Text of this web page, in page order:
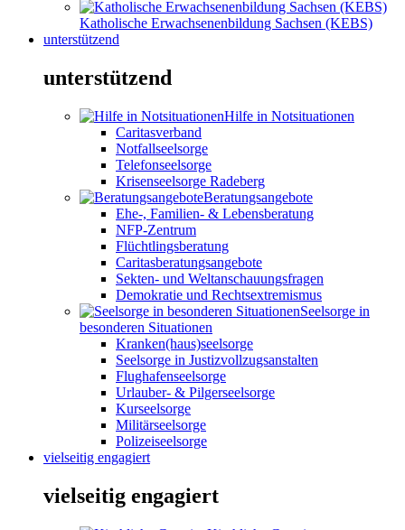
Katholische Erwachsenenbildung Sachsen (KEBS)
unterstützend
unterstützend
Hilfe in Notsituationen
Caritasverband
Notfallseelsorge
Telefonseelsorge
Krisenseelsorge Radeberg
Beratungsangebote
Ehe-, Familien- & Lebensberatung
NFP-Zentrum
Flüchtlingsberatung
Caritasberatungsangebote
Sekten- und Weltanschauungsfragen
Demokratie und Rechtsextremismus
Seelsorge in
besonderen Situationen
Kranken(haus)seelsorge
Seelsorge in Justizvollzugsanstalten
Flughafenseelsorge
Urlauber- & Pilgerseelsorge
Kurseelsorge
Militärseelsorge
Polizeiseelsorge
vielseitig engagiert
vielseitig engagiert